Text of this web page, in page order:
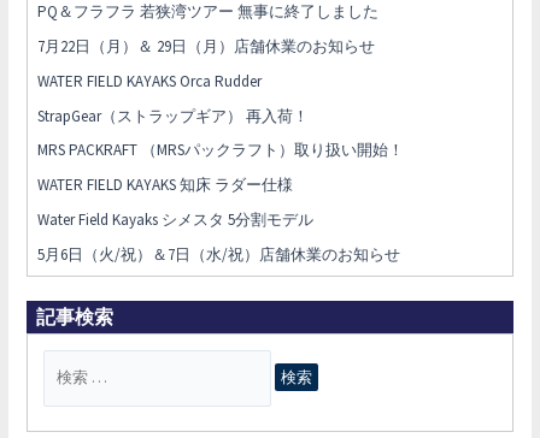
PQ＆フラフラ 若狭湾ツアー 無事に終了しました
7月22日（月）＆ 29日（月）店舗休業のお知らせ
WATER FIELD KAYAKS Orca Rudder
StrapGear（ストラップギア） 再入荷！
MRS PACKRAFT （MRSパックラフト）取り扱い開始！
WATER FIELD KAYAKS 知床 ラダー仕様
Water Field Kayaks シメスタ 5分割モデル
5月6日（火/祝）＆7日（水/祝）店舗休業のお知らせ
記事検索
対